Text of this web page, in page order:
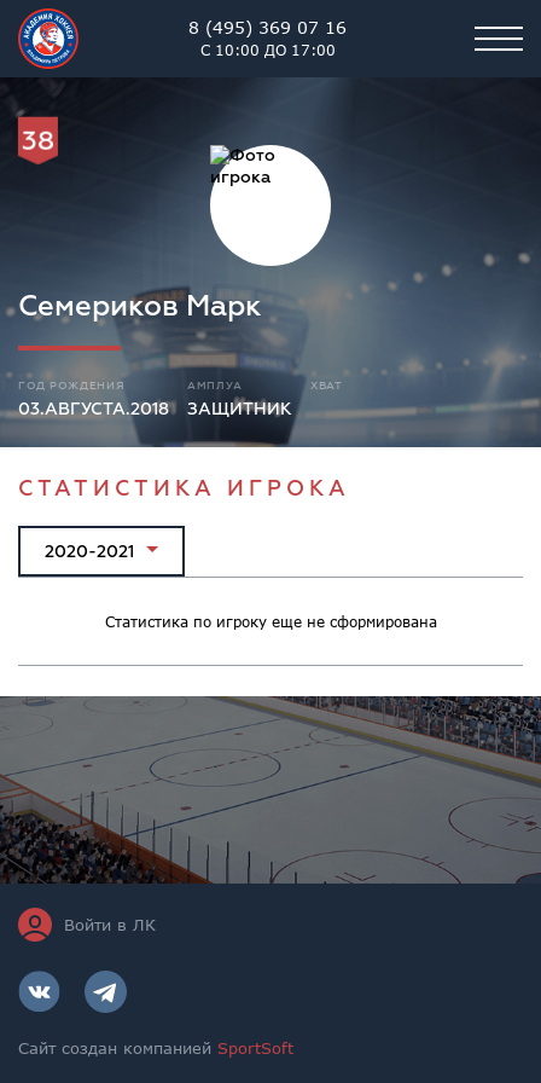
8 (495) 369 07 16
С 10:00 ДО 17:00
38
Семериков Марк
ГОД РОЖДЕНИЯ
03.АВГУСТА.2018
АМПЛУА
ЗАЩИТНИК
ХВАТ
СТАТИСТИКА ИГРОКА
2020-2021
Статистика по игроку еще не сформирована
Войти в ЛК
Сайт создан компанией SportSoft